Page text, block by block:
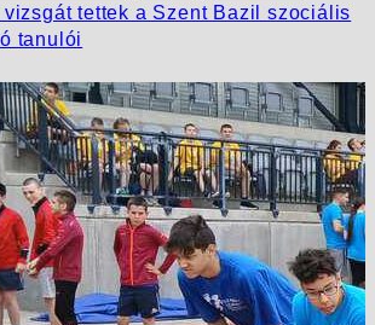
tettek a Szent Bazil szociális
tanulói